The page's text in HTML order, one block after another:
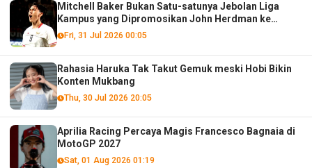
Mitchell Baker Bukan Satu-satunya Jebolan Liga
Kampus yang Dipromosikan John Herdman ke
Timnas Senior!
Fri, 31 Jul 2026 00:05
Rahasia Haruka Tak Takut Gemuk meski Hobi Bikin
Konten Mukbang
Thu, 30 Jul 2026 20:05
Aprilia Racing Percaya Magis Francesco Bagnaia di
MotoGP 2027
Sat, 01 Aug 2026 01:19